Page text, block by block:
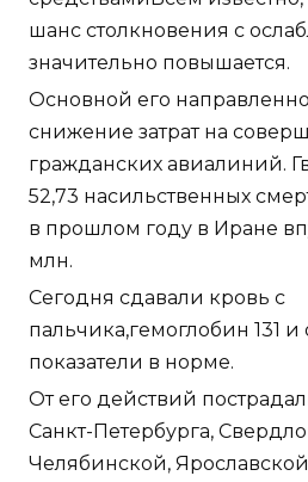
шанс столкновения с
значительно повышается.
Основной его
снижение затрат на
гражданских авиалиний.
52,73 насильственных
в прошлом году в Иране
млн.
Сегодня сдавали кровь с
пальчика,гемоглобин 131 и
показатели в норме.
От его действий
Санкт-Петербурга,
Челябинской,